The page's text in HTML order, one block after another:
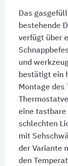
Das
bestehende
verfügt über
und
bestätigt ein
Montage
eine tastbare
schlechten
mit
der Variante
den